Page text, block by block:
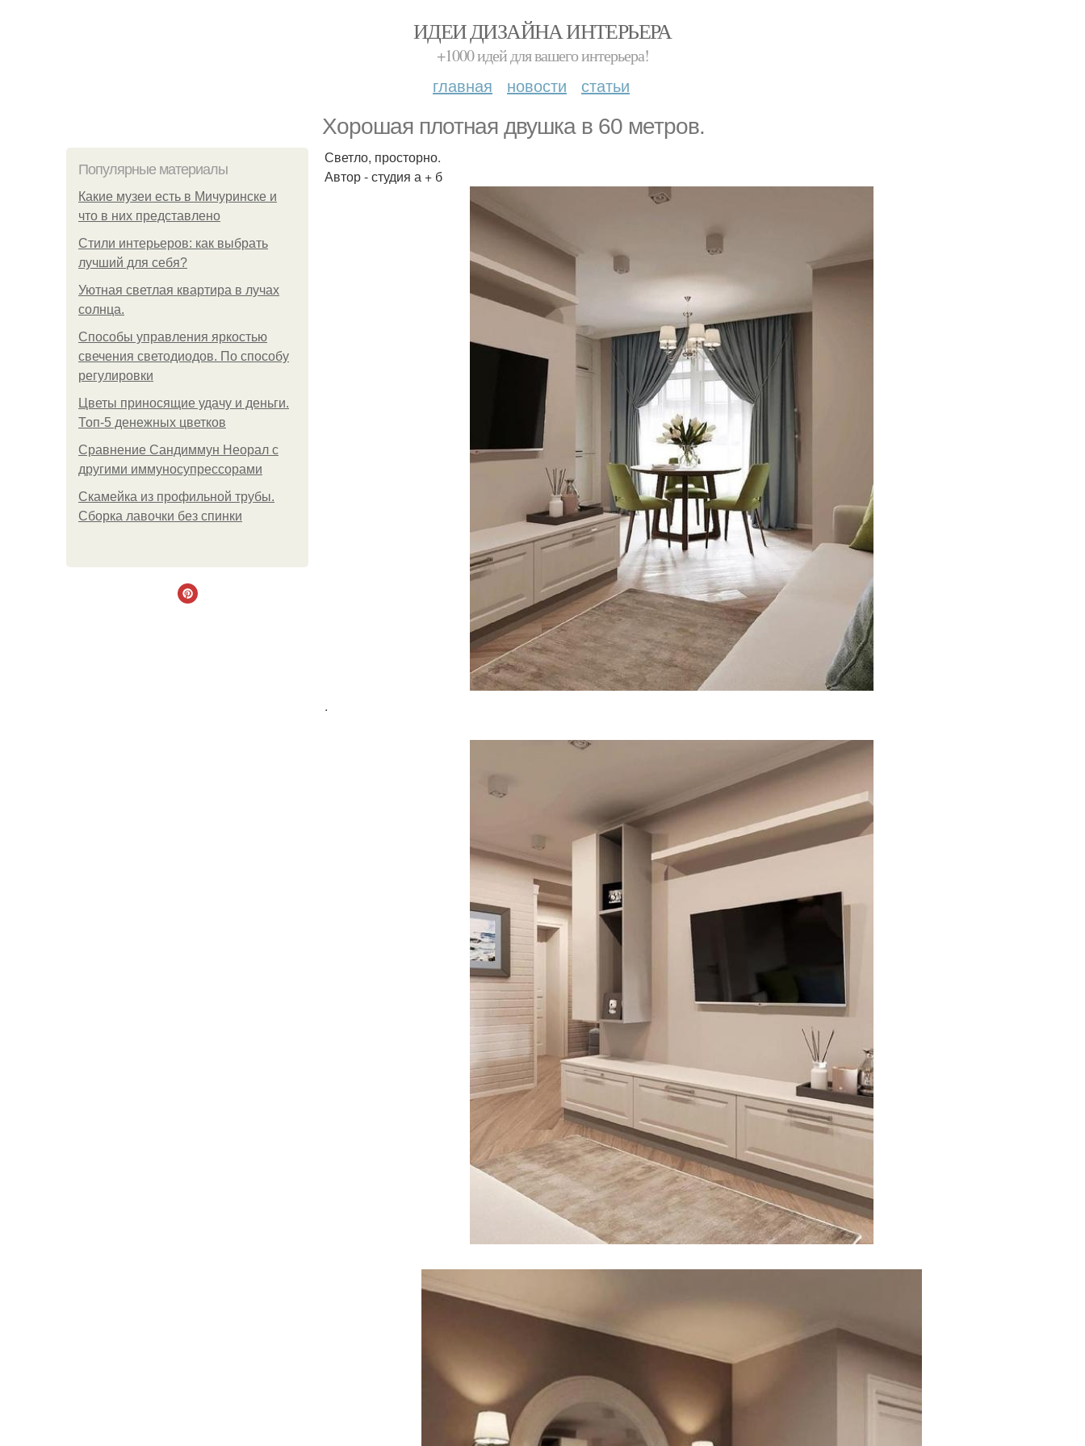
ИДЕИ ДИЗАЙНА ИНТЕРЬЕРА
+1000 идей для вашего интерьера!
главная новости статьи
Хорошая плотная двушка в 60 метров.
Популярные материалы
Какие музеи есть в Мичуринске и
что в них представлено
Стили интерьеров: как выбрать
лучший для себя?
Уютная светлая квартира в лучах
солнца.
Способы управления яркостью
свечения светодиодов. По способу
регулировки
Цветы приносящие удачу и деньги.
Топ-5 денежных цветков
Сравнение Сандиммун Неорал с
другими иммуносупрессорами
Скамейка из профильной трубы.
Сборка лавочки без спинки
Светло, просторно.
Автор - студия а + б
.